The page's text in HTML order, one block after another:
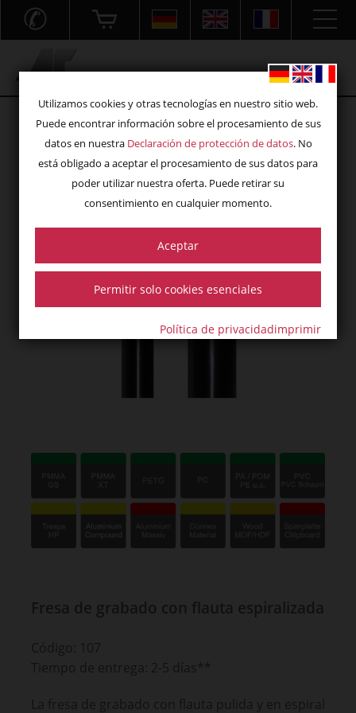
✆
Utilizamos cookies y otras tecnologías en nuestro sitio web.
Puede encontrar información sobre el procesamiento de sus
datos en nuestra Declaración de protección de datos. No
está obligado a aceptar el procesamiento de sus datos para
poder utilizar nuestra oferta. Puede retirar su
consentimiento en cualquier momento.
Aceptar
Permitir solo cookies esenciales
Política de privacidadimprimir